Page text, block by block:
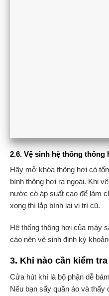
2.6. Vệ sinh hệ thống thông
Hãy mở khóa thông hơi có
bình thông hơi ra ngoài. Khi
nước có áp suất cao để làm
xong thì lắp bình lại vị trí cũ.
Hệ thống thông hơi của máy
cáo nên vệ sinh định kỳ
3. Khi nào cần kiểm
Cửa hút khí là bộ phận dễ
Nếu bạn sấy quần áo và thấy